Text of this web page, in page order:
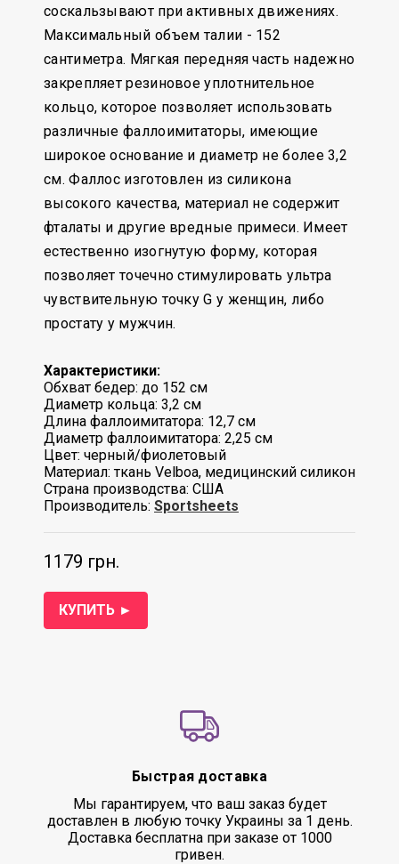
соскальзывают при активных движениях.
Максимальный объем талии - 152
сантиметра. Мягкая передняя часть надежно
закрепляет резиновое уплотнительное
кольцо, которое позволяет использовать
различные фаллоимитаторы, имеющие
широкое основание и диаметр не более 3,2
см. Фаллос изготовлен из силикона
высокого качества, материал не содержит
фталаты и другие вредные примеси. Имеет
естественно изогнутую форму, которая
позволяет точечно стимулировать ультра
чувствительную точку G у женщин, либо
простату у мужчин.
Характеристики:
Обхват бедер: до 152 см
Диаметр кольца: 3,2 см
Длина фаллоимитатора: 12,7 см
Диаметр фаллоимитатора: 2,25 см
Цвет: черный/фиолетовый
Материал: ткань Velboa, медицинский силикон
Страна производства: США
Производитель: Sportsheets
КУПИТЬ ►
1179 грн.
Быстрая доставка
Мы гарантируем, что ваш заказ будет
доставлен в любую точку Украины за 1 день.
Доставка бесплатна при заказе от 1000
гривен.